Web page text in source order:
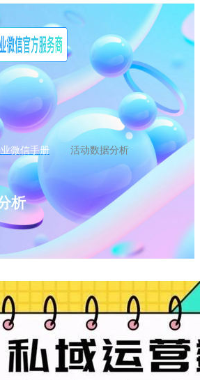
微信手册 活动数据分析
析